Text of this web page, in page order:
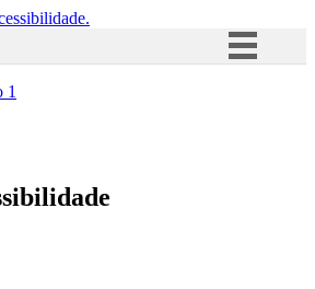
Acesso à informação
1